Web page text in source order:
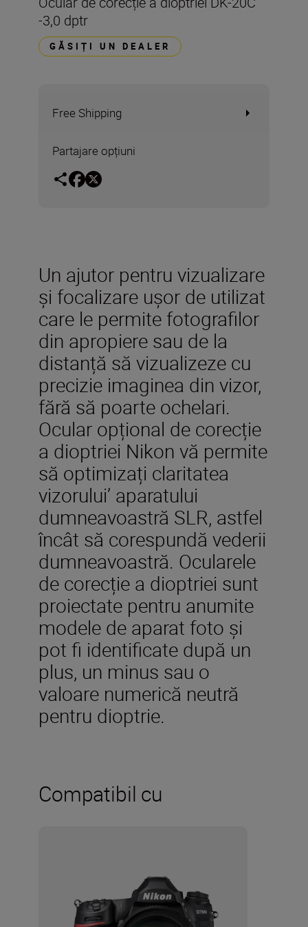
-3,0 dptr
GĂSIȚI UN DEALER
Free Shipping
Partajare opțiuni
Un ajutor pentru vizualizare
și focalizare ușor de utilizat
care le permite fotografilor
din apropiere sau de la
distanță să vizualizeze cu
precizie imaginea din vizor,
fără să poarte ochelari.
Ocular opțional de corecție
a dioptriei Nikon vă permite
să optimizați claritatea
vizorului’ aparatului
dumneavoastră SLR, astfel
încât să corespundă vederii
dumneavoastră. Ocularele
de corecție a dioptriei sunt
proiectate pentru anumite
modele de aparat foto și
pot fi identificate după un
plus, un minus sau o
valoare numerică neutră
pentru dioptrie.
Compatibil cu